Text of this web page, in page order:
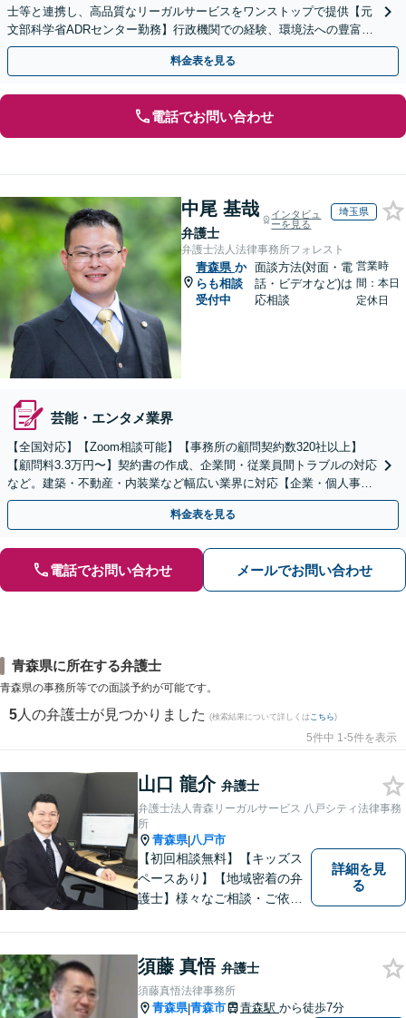
士等と連携し、高品質なリーガルサービスをワンストップで提供【元
文部科学省ADRセンター勤務】行政機関での経験、環境法への豊富な
知識を活かし、事業者さまの抱える問題を解決へ導きます
料金表を見る
電話でお問い合わせ
中尾 基哉
弁護士
インタビュ
ーを見る
埼玉県
弁護士法人法律事務所フォレスト
青森県 か
らも相談
受付中
面談方法(対面・電
話・ビデオなど)は
応相談
営業時
間：本日
定休日
芸能・エンタメ業界
【全国対応】【Zoom相談可能】【事務所の顧問契約数320社以上】
【顧問料3.3万円〜】契約書の作成、企業間・従業員間トラブルの対応
など。建築・不動産・内装業など幅広い業界に対応【企業・個人事業
主の方初回面談無料】
料金表を見る
電話でお問い合わせ メールでお問い合わせ
青森県に所在する弁護士
青森県の事務所等での面談予約が可能です。
5 人の弁護士が見つかりました (検索結果について詳しくは こちら)
5件中 1-5件を表示
山口 龍介 弁護士
弁護士法人青森リーガルサービス 八戸シティ法律事務
所
青森県|八戸市
【初回相談無料】【キッズス
ペースあり】【地域密着の弁
護士】様々なご相談・ご依頼
相談ください。
詳細を見
る
須藤 真悟 弁護士
須藤真悟法律事務所
青森県|青森市 青森駅 から徒歩7分